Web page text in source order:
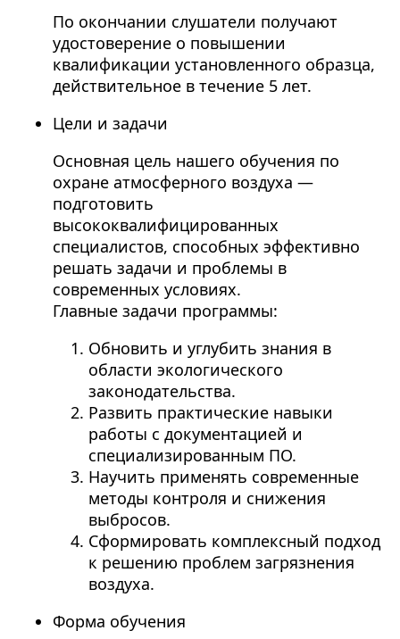
По окончании слушатели получают
удостоверение о повышении
квалификации установленного образца,
действительное в течение 5 лет.
Цели и задачи
Основная цель нашего обучения по
охране атмосферного воздуха —
подготовить
высококвалифицированных
специалистов, способных эффективно
решать задачи и проблемы в
современных условиях.
Главные задачи программы:
Обновить и углубить знания в
области экологического
законодательства.
Развить практические навыки
работы с документацией и
специализированным ПО.
Научить применять современные
методы контроля и снижения
выбросов.
Сформировать комплексный подход
к решению проблем загрязнения
воздуха.
Форма обучения